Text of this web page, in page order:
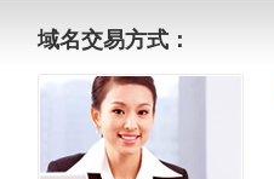
域名交易方式：